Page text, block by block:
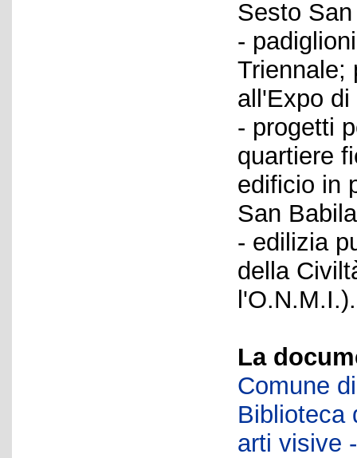
Sesto
-
Triennale;
all'Expo
- progetti
quartiere
edificio in
San
- edilizia
della
l'O.N.M.I.).
La
Comune
Biblioteca
arti visive